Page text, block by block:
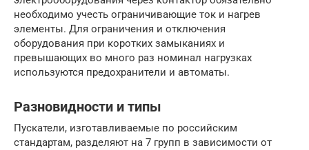
необходимо учесть ограничивающие ток и нагрев
элементы. Для ограничения и отключения
оборудования при коротких замыканиях и
превышающих во много раз номинал нагрузках
используются предохранители и автоматы.
Разновидности и типы
Пускатели, изготавливаемые по российским
стандартам, разделяют на 7 групп в зависимости от